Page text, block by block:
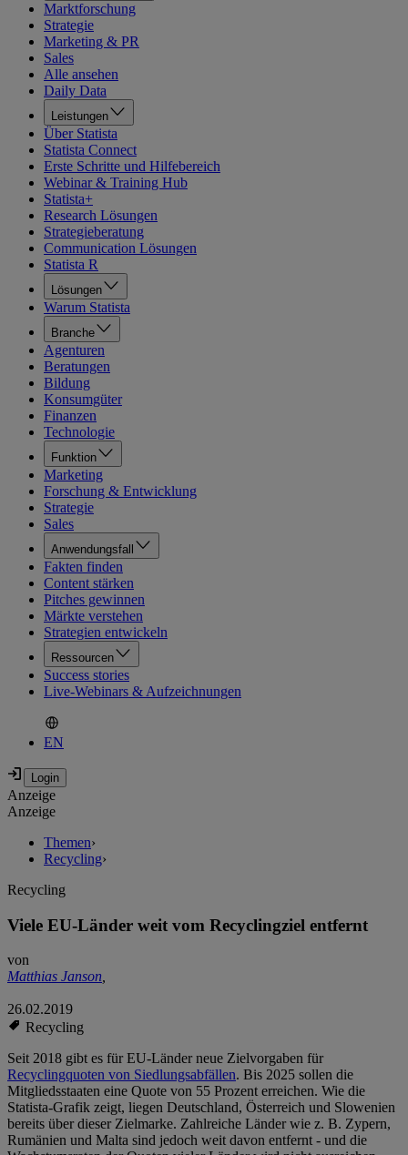
Marktforschung
Strategie
Marketing & PR
Sales
Alle ansehen
Daily Data
Leistungen
Über Statista
Statista Connect
Erste Schritte und Hilfebereich
Webinar & Training Hub
Statista+
Research Lösungen
Strategieberatung
Communication Lösungen
Statista R
Lösungen
Warum Statista
Branche
Agenturen
Beratungen
Bildung
Konsumgüter
Finanzen
Technologie
Funktion
Marketing
Forschung & Entwicklung
Strategie
Sales
Anwendungsfall
Fakten finden
Content stärken
Pitches gewinnen
Märkte verstehen
Strategien entwickeln
Ressourcen
Success stories
Live-Webinars & Aufzeichnungen
EN
Anzeige
Anzeige
Themen›
Recycling›
Recycling
Viele EU-Länder weit vom Recyclingziel entfernt
von
Matthias Janson,
26.02.2019
Recycling
Seit 2018 gibt es für EU-Länder neue Zielvorgaben für
Recyclingquoten von Siedlungsabfällen. Bis 2025 sollen die
Mitgliedsstaaten eine Quote von 55 Prozent erreichen. Wie die
Statista-Grafik zeigt, liegen Deutschland, Österreich und Slowenien
bereits über dieser Zielmarke. Zahlreiche Länder wie z. B. Zypern,
Rumänien und Malta sind jedoch weit davon entfernt - und die